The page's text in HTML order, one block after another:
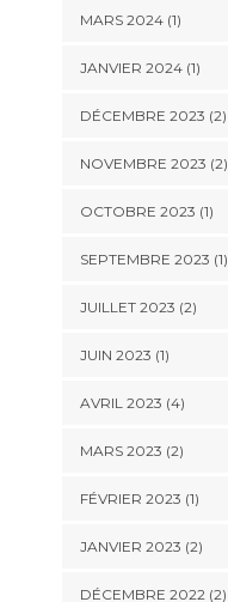
MARS 2024(1)
JANVIER 2024(1)
DÉCEMBRE 2023 (2)
NOVEMBRE 2023 (2)
OCTOBRE 2023 (1)
SEPTEMBRE 2023 (1)
JUILLET 2023 (2)
JUIN 2023 (1)
AVRIL 2023 (4)
MARS 2023 (2)
FÉVRIER 2023 (1)
JANVIER 2023 (2)
DÉCEMBRE 2022(2)